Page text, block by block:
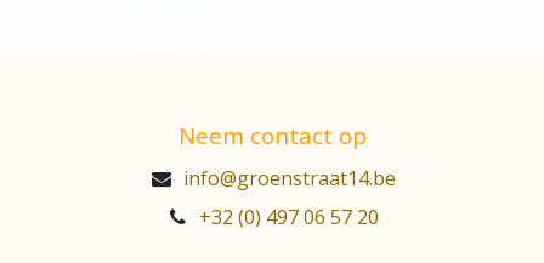
Neem contact op
info@groenstraat14.be
+32 (0) 497 06 57 20